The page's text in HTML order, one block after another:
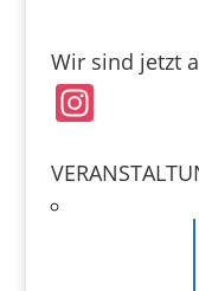
e
b
o
o
k
l
Wir sind jetzt
In
a